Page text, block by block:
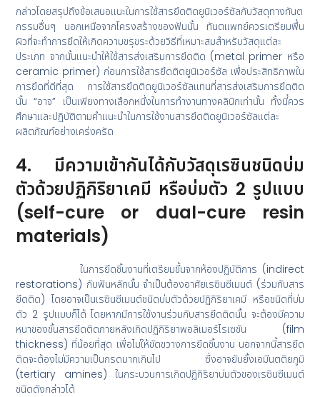
กล่าวโดยสรุปถึงข้อเสนอแนะในการใช้สารยึดติดยูนิเวอร์ซัลกับวัสดุทางทันต
กรรมอื่นๆ นอกเหนือจากโครงสร้างของฟันนั้น ทันตแพทย์ควรเตรียมพื้น
ผิวที่จะทำการยึดให้เกิดความขรุขระด้วยวิธีที่เหมาะสมสำหรับวัสดุแต่ละ
ประเภท จากนั้นแนะนำให้ใช้สารส่งเสริมการยึดติด (metal primer หรือ
ceramic primer) ก่อนการใช้สารยึดติดยูนิเวอร์ซัล เพื่อประสิทธิภาพใน
การยึดที่ดีที่สุด การใช้สารยึดติดยูนิเวอร์ซัลแทนที่สารส่งเสริมการยึดติด
นั้น “อาจ” เป็นเพียงทางเลือกหนึ่งในการทำงานทางคลินิกเท่านั้น ทั้งนี้ควร
ศึกษาและปฏิบัติตามคำแนะนำในการใช้งานสารยึดติดยูนิเวอร์ซัลแต่ละ
ผลิตภัณฑ์อย่างเคร่งครัด
4. มีความเข้ากันได้กับวัสดุเรซินชนิดบ่ม
ตัวด้วยปฏิกิริยาเคมี หรือบ่มตัว 2 รูปแบบ
(self-cure or dual-cure resin
materials)
ในการยึดชิ้นงานที่เตรียมขึ้นจากห้องปฏิบัติการ (indirect
restorations) กับฟันหลักนั้น จำเป็นต้องอาศัยเรซินซีเมนต์ (ร่วมกับสาร
ยึดติด) โดยอาจเป็นเรซินซีเมนต์ชนิดบ่มตัวด้วยปฏิกิริยาเคมี หรือชนิดที่บ่ม
ตัว 2 รูปแบบก็ได้ โดยหากมีการใช้งานร่วมกับสารยึดติดนั้น จะต้องมีความ
หนาของชั้นสารยึดติดภายหลังเกิดปฏิกิริยาพอลิเมอร์ไรเซชัน (film
thickness) ที่น้อยที่สุด เพื่อไม่ให้ขัดขวางการยึดชิ้นงาน นอกจากนี้สารยึด
ติดจะต้องไม่มีความเป็นกรดมากเกินไป ซึ่งอาจยับยั้งเอมีนตติยภูมิ
(tertiary amines) ในกระบวนการเกิดปฏิกิริยาบ่มตัวของเรซินซีเมนต์
ชนิดดังกล่าวได้